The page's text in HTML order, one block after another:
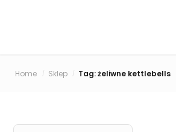
Home / Sklep / Tag: żeliwne kettlebells